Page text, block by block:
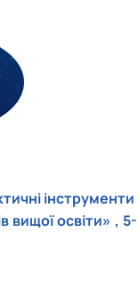
інструменти
вищої освіти» ,